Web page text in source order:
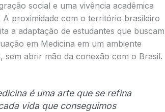
social e uma vivência acadêmica
A proximidade com o território brasileiro
a adaptação de estudantes que buscam
em Medicina em um ambiente
sem abrir mão da conexão com o Brasil.
é uma arte que se refina
vida que conseguimos